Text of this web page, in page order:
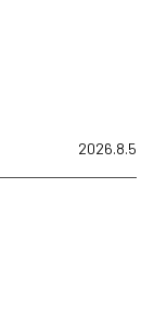
2026.8.5